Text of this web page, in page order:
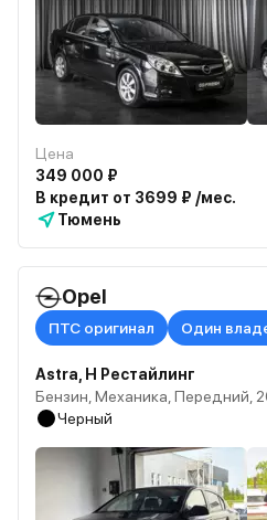
Цена
349 000 ₽
В кредит от 3699 ₽ /мес.
Тюмень
Opel
ПТС оригинал Один
Astra, H Рестайлинг
Бензин, Механика, Передний,
Черный